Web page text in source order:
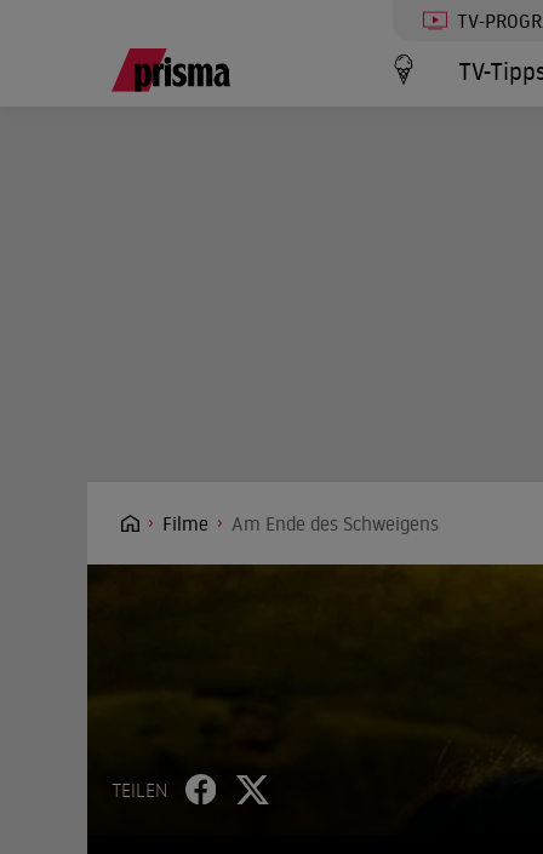
TV-
TV-
Filme Am Ende des Schweigens
TEILEN